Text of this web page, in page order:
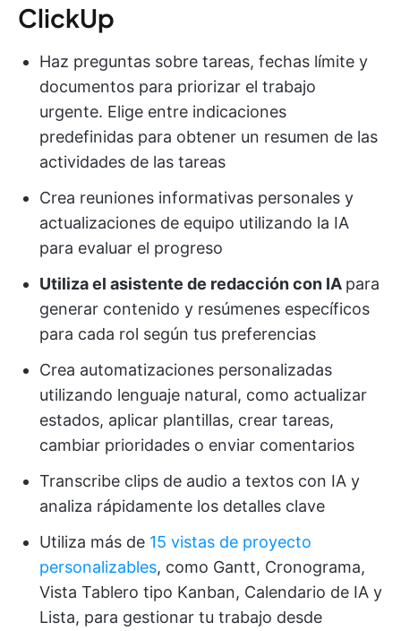
ClickUp
Haz preguntas sobre tareas, fechas límite y
documentos para priorizar el trabajo
urgente. Elige entre indicaciones
predefinidas para obtener un resumen de las
actividades de las tareas
Crea reuniones informativas personales y
actualizaciones de equipo utilizando la IA
para evaluar el progreso
Utiliza el asistente de redacción con IA para
generar contenido y resúmenes específicos
para cada rol según tus preferencias
Crea automatizaciones personalizadas
utilizando lenguaje natural, como actualizar
estados, aplicar plantillas, crear tareas,
cambiar prioridades o enviar comentarios
Transcribe clips de audio a textos con IA y
analiza rápidamente los detalles clave
Utiliza más de 15 vistas de proyecto
personalizables, como Gantt, Cronograma,
Vista Tablero tipo Kanban, Calendario de IA y
Lista, para gestionar tu trabajo desde